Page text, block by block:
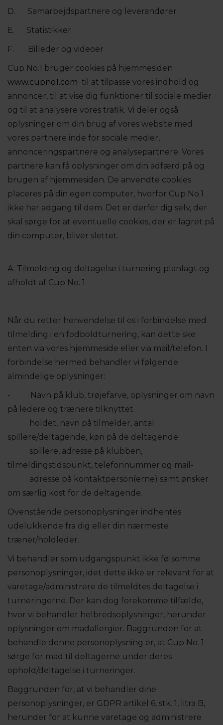
D. Samarbejdspartnere og leverandører
E. Statistikker
F. Billeder og videoer
Cup No.1 bruger cookies på hjemmesiden
www.cupno1.com til at tilpasse vores indhold og
annoncer, til at vise dig funktioner til sociale medier
og til at analysere vores trafik. Vi deler også
oplysninger om din brug af vores website med
vores partnere inde for sociale medier,
annonceringspartnere og analysepartnere. Vores
partnere kan få oplysninger om din adfærd på og
brugen af hjemmesiden. De anvendte cookies
placeres på din egen computer, hvorfor Cup No.1
ikke har adgang til dem. Det er derfor dig selv, der
skal sørge for at eventuelle cookies, der er lagret på
din computer, bliver slettet.
A. Tilmelding og deltagelse i turnering planlagt og
afholdt af Cup No. 1
Når du retter henvendelse til os i forbindelse med
tilmelding i en fodboldturnering, kan dette ske
enten via vores hjemmeside eller via mail/telefon. I
forbindelse hermed behandler vi følgende
almindelige oplysninger:
- Navn på klub, trøjefarve, oplysninger om navn
på ledere og trænere tilknyttet
holdet, navn på tilmelder, antal
spillere/deltagende, køn på de deltagende
spillere, adresse på klubben,
tilmeldingstidspunkt, telefonnummer og mail-
adresse på kontaktperson(erne) samt ønsker
om særlig kost for de deltagende.
Ovenstående personoplysninger indhentes
udelukkende fra dig eller din nærmeste
træner/holdleder.
Vi behandler som udgangspunkt ikke følsomme
personoplysninger, idet dette ikke er relevant for at
varetage/administrere de tilmeldtes deltagelse i
turneringerne. Der kan dog forekomme tilfælde,
hvor vi behandler helbredsoplysninger, herunder
oplysninger om madallergier. Baggrunden for at
behandle denne personoplysning er, at Cup No. 1
sørge for mad til deltagerne under deres
ophold/deltagelse i turneringer.
Baggrunden for, at vi behandler dine
personoplysninger, er GDPR artikel 6, stk. 1, litra B,
herunder for at kunne varetage og administrere